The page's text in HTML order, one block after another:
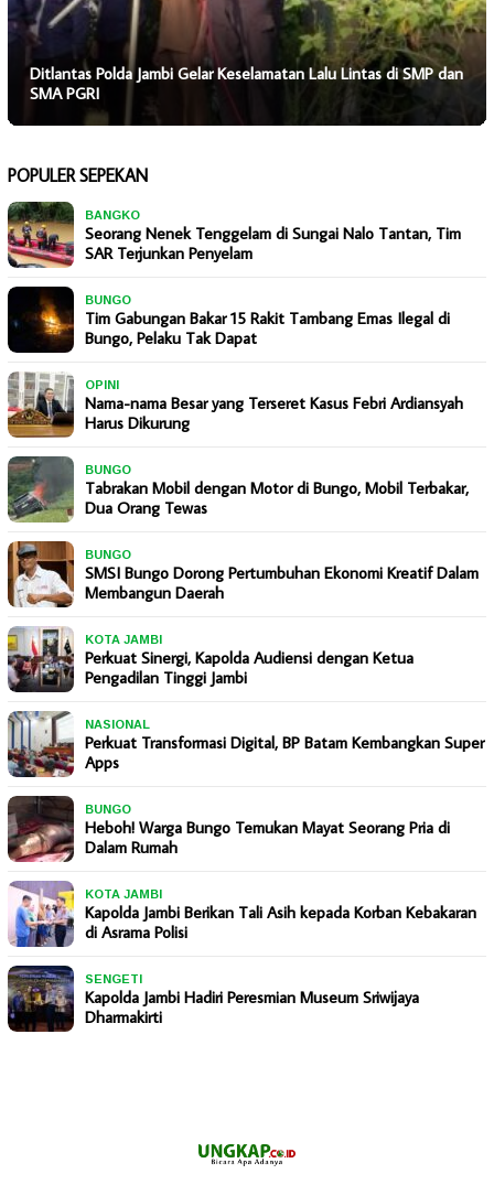
Ditlantas Polda Jambi Gelar Keselamatan Lalu Lintas di SMP dan
SMA PGRI
POPULER SEPEKAN
BANGKO
Seorang Nenek Tenggelam di Sungai Nalo Tantan, Tim
SAR Terjunkan Penyelam
BUNGO
Tim Gabungan Bakar 15 Rakit Tambang Emas Ilegal di
Bungo, Pelaku Tak Dapat
OPINI
Nama-nama Besar yang Terseret Kasus Febri Ardiansyah
Harus Dikurung
BUNGO
Tabrakan Mobil dengan Motor di Bungo, Mobil Terbakar,
Dua Orang Tewas
BUNGO
SMSI Bungo Dorong Pertumbuhan Ekonomi Kreatif Dalam
Membangun Daerah
KOTA JAMBI
Perkuat Sinergi, Kapolda Audiensi dengan Ketua
Pengadilan Tinggi Jambi
NASIONAL
Perkuat Transformasi Digital, BP Batam Kembangkan Super
Apps
BUNGO
Heboh! Warga Bungo Temukan Mayat Seorang Pria di
Dalam Rumah
KOTA JAMBI
Kapolda Jambi Berikan Tali Asih kepada Korban Kebakaran
di Asrama Polisi
SENGETI
Kapolda Jambi Hadiri Peresmian Museum Sriwijaya
Dharmakirti